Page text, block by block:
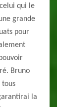
qui le
grande
pour
Bruno
tous
la